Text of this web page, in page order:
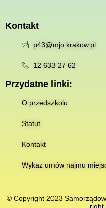
Kontakt
p43@mjo.krakow.pl
12 633 27 62
Przydatne linki:
O przedszkolu
Statut
Kontakt
Wykaz umów najmu
© Copyright 2023